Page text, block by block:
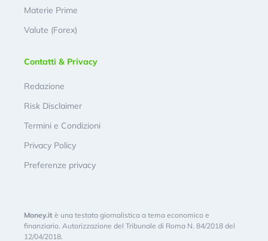
Materie Prime
Valute (Forex)
Contatti & Privacy
Redazione
Risk Disclaimer
Termini e Condizioni
Privacy Policy
Preferenze privacy
Money.it è una testata giornalistica a tema economico e
finanziario. Autorizzazione del Tribunale di Roma N. 84/2018 del
12/04/2018.